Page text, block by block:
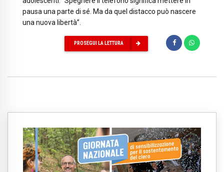
pausa una parte di sé. Ma da quel distacco può nascere
una nuova libertà”.
PROSEGUI LA LETTURA